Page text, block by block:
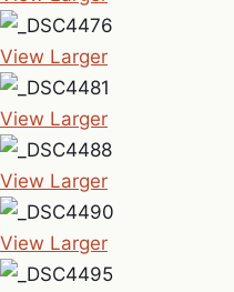
View Larger
View Larger
View Larger
View Larger